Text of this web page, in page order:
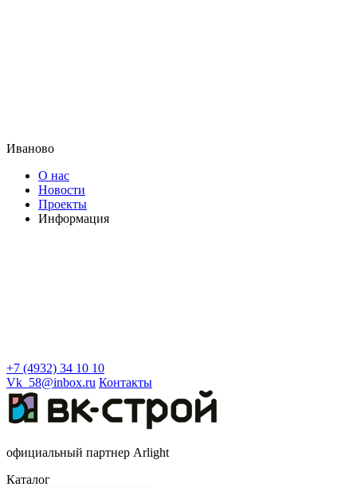
Иваново
О нас
Новости
Проекты
Информация
+7 (4932) 34 10 10
Vk_58@inbox.ru Контакты
официальный партнер Arlight
Каталог